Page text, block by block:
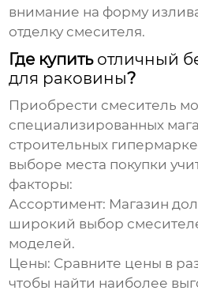
внимание на форму
отделку смесителя.
Где купить отличный
для раковины?
Приобрести смеситель
специализированных
строительных
выборе места покупки
факторы:
Ассортимент: Магазин
широкий выбор
моделей.
Цены: Сравните цены в
чтобы найти наиболее